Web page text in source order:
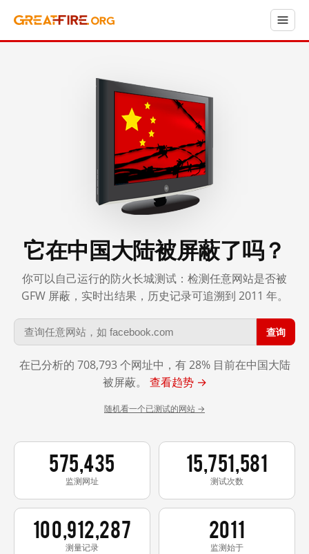
它在中国大陆被屏蔽了吗？
你可以自己运行的防火长城测试：检测任意网站是否被
GFW 屏蔽，实时出结果，历史记录可追溯到 2011 年。
查询
在已分析的 708,793 个网址中，有 28% 目前在中国大陆
被屏蔽。 查看趋势 →
随机看一个已测试的网站 →
575,435
监测网址
15,751,581
测试次数
100,912,287
测量记录
2011
监测始于